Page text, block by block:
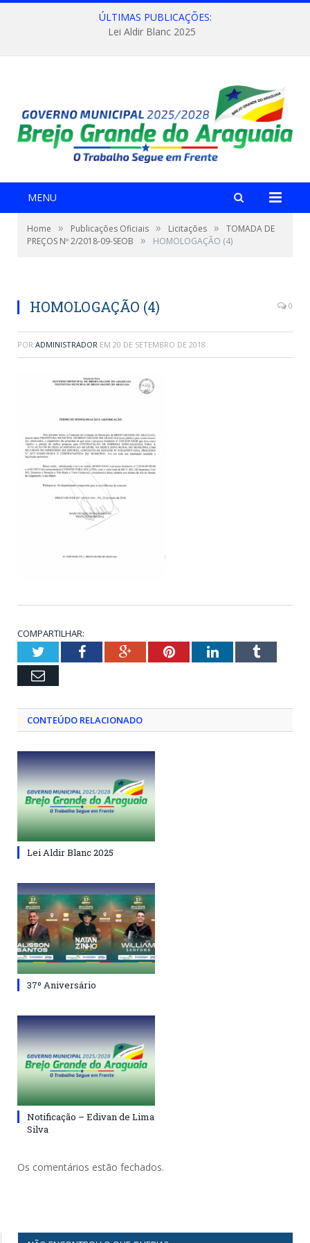
ÚLTIMAS PUBLICAÇÕES:
Lei Aldir Blanc 2025
MENU
Home » Publicações Oficiais » Licitações »
TOMADA DE
PREÇOS Nº 2/2018-09-SEOB
» HOMOLOGAÇÃO (4)
HOMOLOGAÇÃO (4) 0
POR ADMINISTRADOR EM 20 DE SETEMBRO DE 2018
COMPARTILHAR:
TwitterFacebookGoogle+PinterestLinkedInTumblr
Email
CONTEÚDO RELACIONADO
Lei Aldir Blanc 2025
37º Aniversário
Notificação – Edivan de Lima
Silva
Os comentários estão fechados.